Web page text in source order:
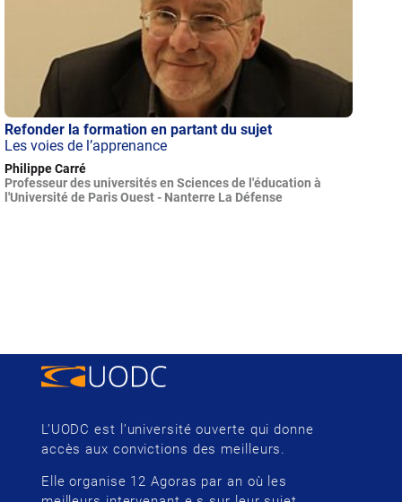
Refonder la formation en partant du sujet
Les voies de l’apprenance
Philippe Carré
Professeur des universités en Sciences de l'éducation à
l'Université de Paris Ouest - Nanterre La Défense
L’UODC est l’université ouverte qui donne
accès aux convictions des meilleurs.
Elle organise 12 Agoras par an où les